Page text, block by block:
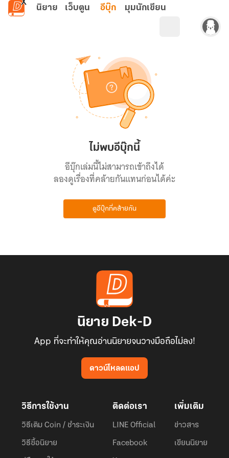
ข้ามไปยังเนื้อหาหลัก
นิยาย เว็บตูน อีบุ๊ก มุมนักเขียน
ไม่พบอีบุ๊กนี้
อีบุ๊กเล่มนี้ไม่สามารถเข้าถึงได้
ลองดูเรื่องที่คล้ายกันแทนก่อนได้ค่ะ
ดูอีบุ๊กที่คล้ายกัน
นิยาย Dek-D
App ที่จะทำให้คุณอ่านนิยายจนวางมือถือไม่ลง!
ดาวน์โหลดแอป
วิธีการใช้งาน
วิธีเติม Coin / ชำระเงิน
วิธีซื้อนิยาย
ติดต่อเรา
LINE Official
Facebook
เพิ่มเติม
ข่าวสาร
เขียนนิยาย